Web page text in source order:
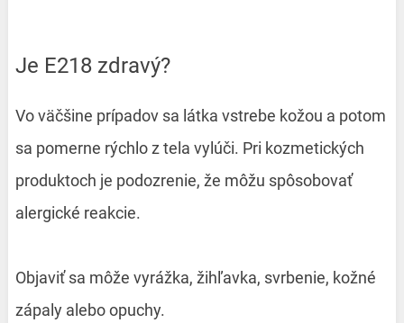
Je E218 zdravý?
Vo väčšine prípadov sa látka vstrebe kožou a potom
sa pomerne rýchlo z tela vylúči. Pri kozmetických
produktoch je podozrenie, že môžu spôsobovať
alergické reakcie.
Objaviť sa môže vyrážka, žihľavka, svrbenie, kožné
zápaly alebo opuchy.